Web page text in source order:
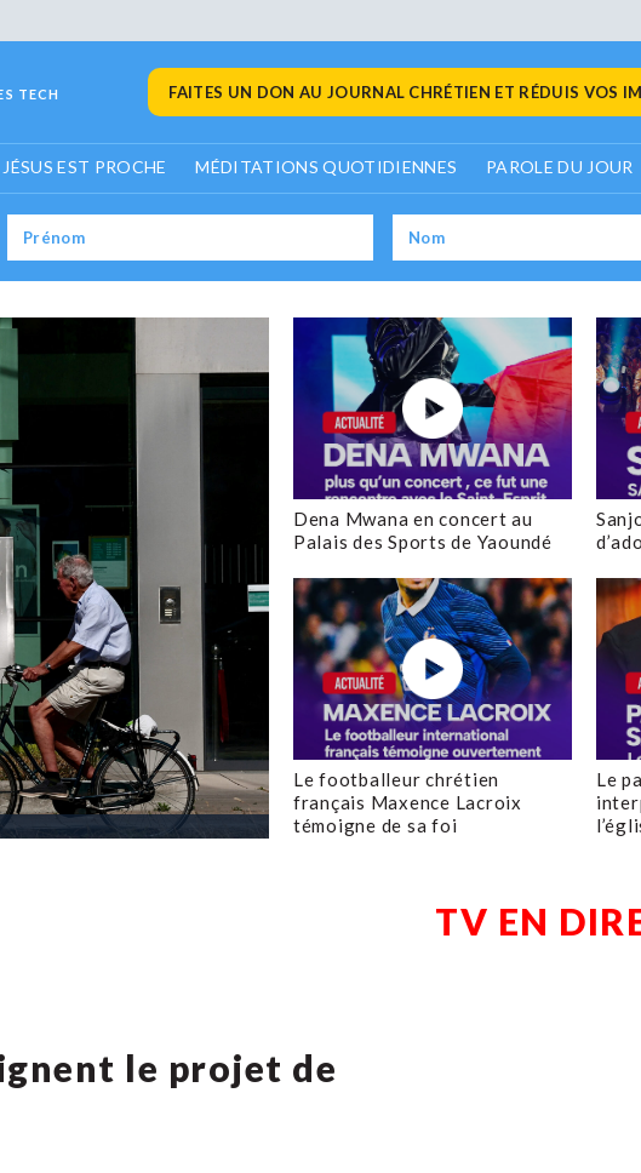
TECH FAITES UN DON AU JOURNAL CHRÉTIEN ET RÉDUIS VOS
EST PROCHE MÉDITATIONS QUOTIDIENNES PAROLE DU JOUR
Dena Mwana en concert au
Palais des Sports de Yaoundé
Le footballeur chrétien
français Maxence Lacroix
témoigne de sa foi
Le
le projet de
TV EN